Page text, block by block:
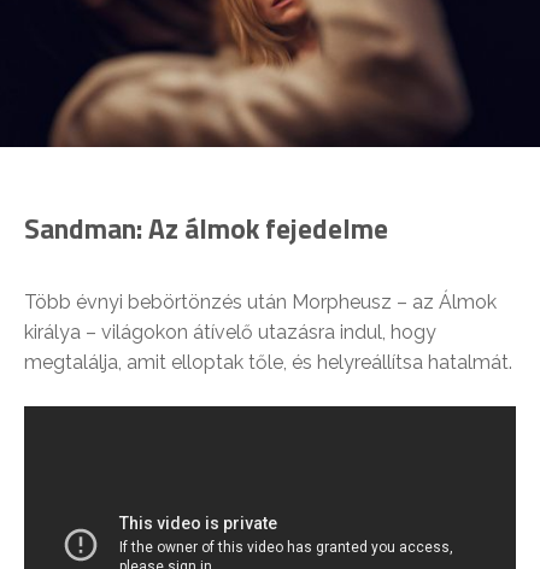
Sandman: Az álmok fejedelme
Több évnyi bebörtönzés után Morpheusz – az Álmok
királya – világokon átívelő utazásra indul, hogy
megtalálja, amit elloptak tőle, és helyreállítsa hatalmát.